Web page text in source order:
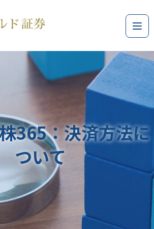
365：決済方法に
ついて